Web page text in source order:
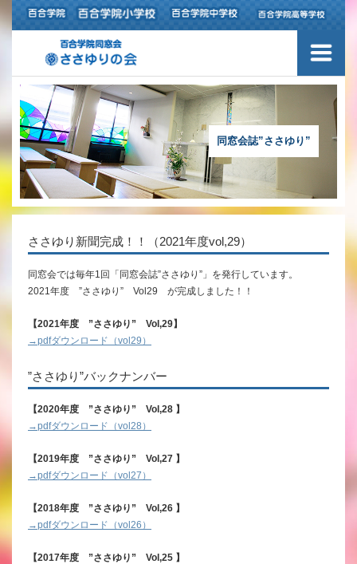
同窓会誌”ささゆり”
ささゆり新聞完成！！（2021年度vol,29）
同窓会では毎年1回「同窓会誌”ささゆり”」を発行しています。
2021年度 ”ささゆり” Vol29 が完成しました！！
【2021年度 ”ささゆり” Vol,29】
→pdfダウンロード（vol29）
”ささゆり”バックナンバー
【2020年度 ”ささゆり” Vol,28 】
→pdfダウンロード（vol28）
【2019年度 ”ささゆり” Vol,27 】
→pdfダウンロード（vol27）
【2018年度 ”ささゆり” Vol,26 】
→pdfダウンロード（vol26）
【2017年度 ”ささゆり” Vol,25 】